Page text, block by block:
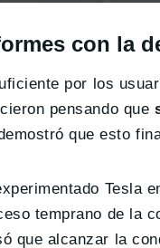
con la
por los
pensando que
que esto
Tesla
temprano de la
que alcanzar la